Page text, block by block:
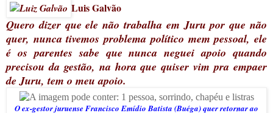
Luis Galvão
Quero dizer que ele não trabalha em Juru por que não
quer, nunca tivemos problema político mem pessoal, ele
é os parentes sabe que nunca neguei apoio quando
precisou da gestão, na hora que quiser vim pra empaer
de Juru, tem o meu apoio.
O ex-gestor juruense Francisco Emídio Batista (Buéga) quer retornar ao